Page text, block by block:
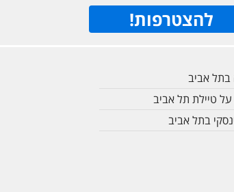
להצטרפות!
אביב
על טיילת תל אביב
בתל אביב